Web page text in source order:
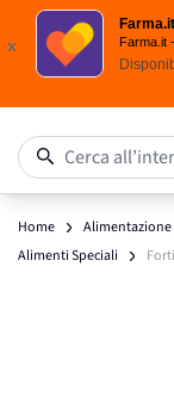
x
Farma.it
Farma.it
Salta al contenuto
Cerca
Home
Alimenti Speciali